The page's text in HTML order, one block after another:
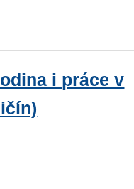
i práce v